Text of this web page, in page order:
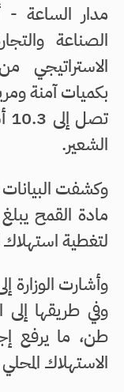
مدار الساعة
الصناعة
الاستراتيجي
بكميات آمنة
الشعير.
وكشفت البيانات
لتغطية استهلاك
وأشارت الوزارة
طن، ما يرفع
الاستهلاك المحلي